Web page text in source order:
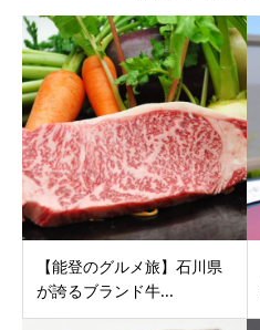
【能登のグルメ旅】石川県
が誇るブランド牛...